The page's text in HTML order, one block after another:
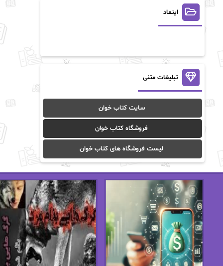
آسیه احمدی
آن ماری سلینکو آنا تاد
آنالیا
آوا موسوی آیدا (Aixi)
آیدا باقری آیسان صادقی
ا_اصغر زاده ا_اصغرزاده
اریک مورگنشترن از نیلوفر لاری
استفانی مهیر استل مسکم
اسما کافی اصغر زاده
افسانه سماوات اکرم محمدی
ال جی اسمیت الف صاد
اینماد
تبلیغات متنی
سایت کتاب خوان
فروشگاه کتاب خوان
لیست فروشگاه های کتاب خوان